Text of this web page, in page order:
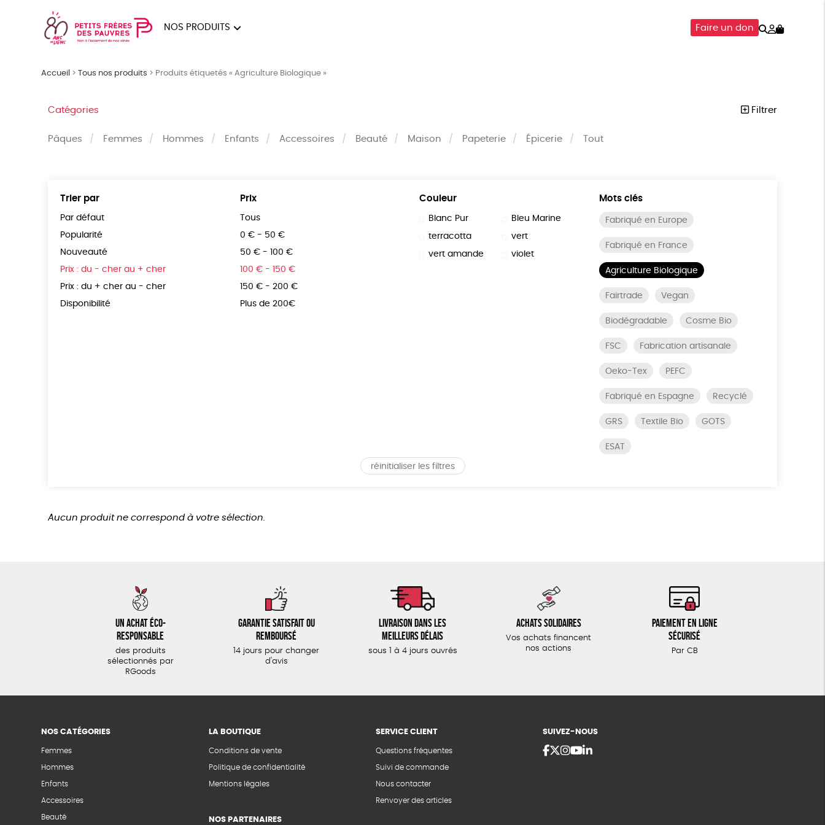
NOS PRODUITS Faire un don Rechercher
Mon
Accueil >Tous nos produits > Produits étiquetés « Agriculture Biologique »
Catégories Filtrer
Pâques Femmes Hommes Enfants Accessoires Beauté Maison Papeterie Épicerie Tout
Trier par
Par défaut
Popularité
Nouveauté
Prix : du - cher au + cher
Prix : du + cher au - cher
Disponibilité
Prix
Tous
0 € - 50 €
50 € - 100 €
100 € - 150 €
150 € - 200 €
Plus de 200€
Couleur
Blanc Pur Bleu Marine
terracotta vert
vert amande violet
Mots clés
Fabriqué en Europe
Fabriqué en France
Agriculture Biologique
Fairtrade Vegan
Biodégradable Cosme Bio
FSC Fabrication artisanale
Oeko-Tex PEFC
Fabriqué en Espagne Recyclé
GRS Textile Bio GOTS
ESAT
réinitialiser les filtres
Aucun produit ne correspond à votre sélection.
Un achat éco-
responsable
des produits
sélectionnés par
RGoods
Garantie satisfait ou
remboursé
14 jours pour changer
d'avis
Livraison dans les
meilleurs délais
sous 1 à 4 jours ouvrés
Achats solidaires
Vos achats financent
nos actions
Paiement en ligne
sécurisé
Par CB
NOS CATÉGORIES
Femmes
Hommes
Enfants
Accessoires
Beauté
LA BOUTIQUE
Conditions de vente
Politique de confidentialité
Mentions légales
NOS PARTENAIRES
SERVICE CLIENT
Questions fréquentes
Suivi de commande
Nous contacter
Renvoyer des articles
SUIVEZ-NOUS